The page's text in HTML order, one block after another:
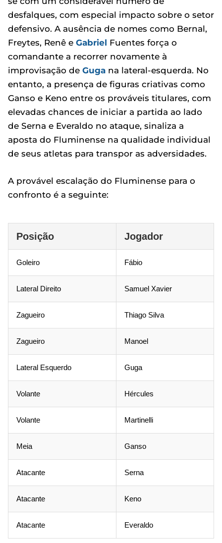
desfalques, com especial impacto sobre o setor
defensivo. A ausência de nomes como Bernal,
Freytes, Renê e Gabriel Fuentes força o
comandante a recorrer novamente à
improvisação de Guga na lateral-esquerda. No
entanto, a presença de figuras criativas como
Ganso e Keno entre os prováveis titulares, com
elevadas chances de iniciar a partida ao lado
de Serna e Everaldo no ataque, sinaliza a
aposta do Fluminense na qualidade individual
de seus atletas para transpor as adversidades.
A provável escalação do Fluminense para o
confronto é a seguinte:
Posição Jogador
Goleiro Fábio
Lateral Direito Samuel Xavier
Zagueiro Thiago Silva
Zagueiro Manoel
Lateral Esquerdo Guga
Volante Hércules
Volante Martinelli
Meia Ganso
Atacante Serna
Atacante Keno
Atacante Everaldo